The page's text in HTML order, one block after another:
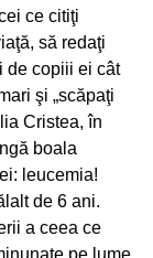
ce citiţi
să redaţi
de copiii ei cât
şi „scăpaţi
Cristea, în
boala
leucemia!
de 6 ani.
a ceea ce
pe lume